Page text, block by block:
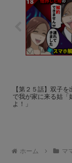
【第２５話】双子
で我が家に来る姑「
よ！」
ホーム マ